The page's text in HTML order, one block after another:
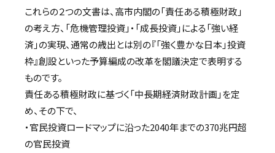
これらの２つの文書は、高市内閣の「責任ある積極財政」
の考え方、「危機管理投資」・「成長投資」による「強い経
済」の実現、通常の歳出とは別の『「強く豊かな日本」投資
枠』創設といった予算編成の改革を閣議決定で表明する
ものです。
責任ある積極財政に基づく「中長期経済財政計画」を定
め、その下で、
・官民投資ロードマップに沿った2040年までの370兆円超
の官民投資